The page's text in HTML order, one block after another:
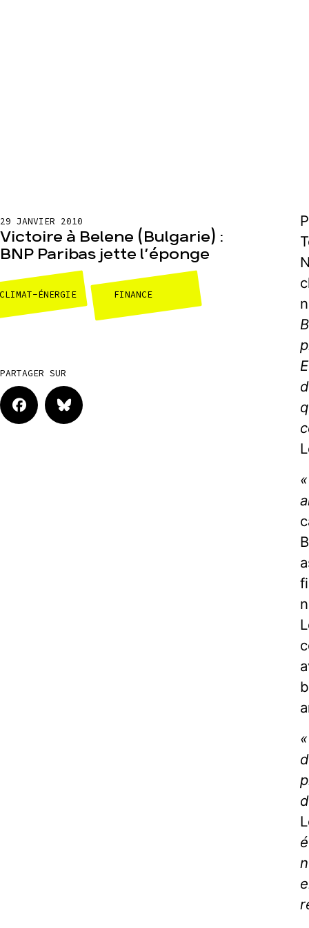
29 JANVIER 2010
Victoire à Belene (Bulgarie) :
BNP Paribas jette l’éponge
ÉNERGIE FINANCE
PARTAGER SUR